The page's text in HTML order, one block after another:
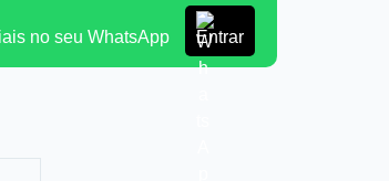
no seu WhatsApp Entrar